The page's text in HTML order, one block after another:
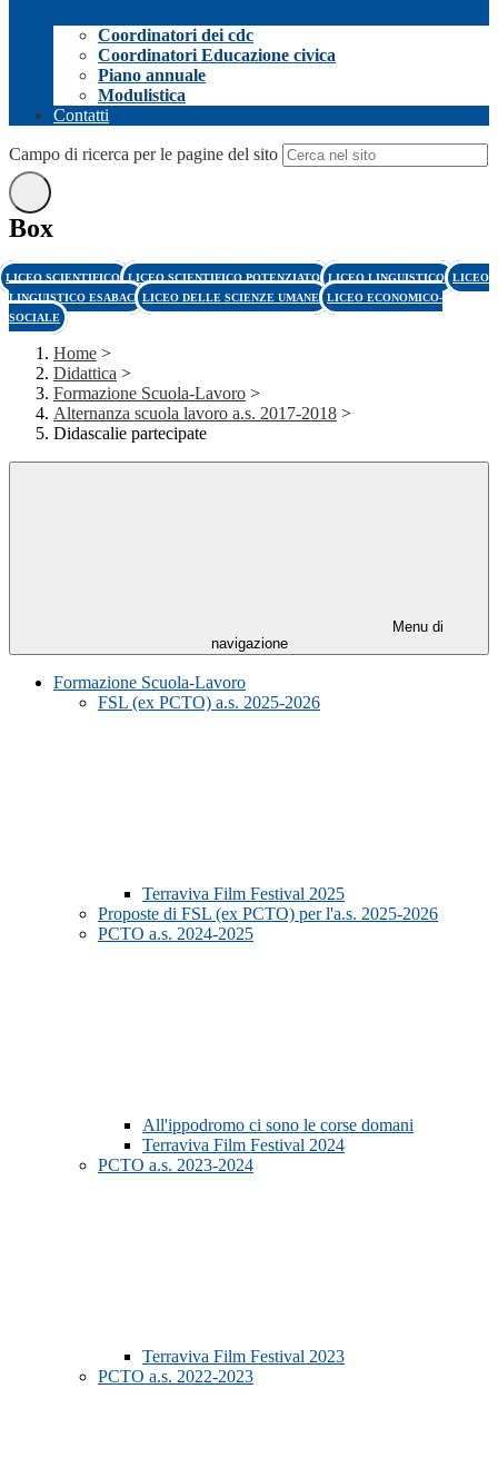
Coordinatori dei cdc
Coordinatori Educazione civica
Piano annuale
Modulistica
Contatti
Campo di ricerca per le pagine del sito
Box
LICEO SCIENTIFICO LICEO SCIENTIFICO POTENZIATO LICEO LINGUISTICO LICEO
LINGUISTICO ESABAC LICEO DELLE SCIENZE UMANE LICEO ECONOMICO-
SOCIALE
Home >
Didattica >
Formazione Scuola-Lavoro >
Alternanza scuola lavoro a.s. 2017-2018 >
Didascalie partecipate
Menu di
navigazione
Formazione Scuola-Lavoro
FSL (ex PCTO) a.s. 2025-2026
Terraviva Film Festival 2025
Proposte di FSL (ex PCTO) per l'a.s. 2025-2026
PCTO a.s. 2024-2025
All'ippodromo ci sono le corse domani
Terraviva Film Festival 2024
PCTO a.s. 2023-2024
Terraviva Film Festival 2023
PCTO a.s. 2022-2023